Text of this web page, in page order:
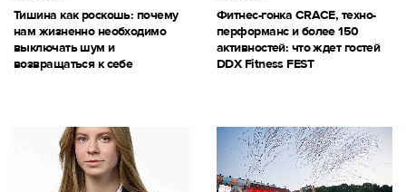
Тишина как роскошь: почему
нам жизненно необходимо
выключать шум и
возвращаться к себе
Фитнес-гонка CRACE, техно-
перформанс и более 150
активностей: что ждет гостей
DDX Fitness FEST